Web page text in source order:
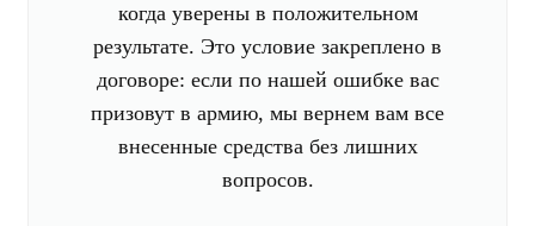
когда уверены в положительном
результате. Это условие закреплено в
договоре: если по нашей ошибке вас
призовут в армию, мы вернем вам все
внесенные средства без лишних
вопросов.